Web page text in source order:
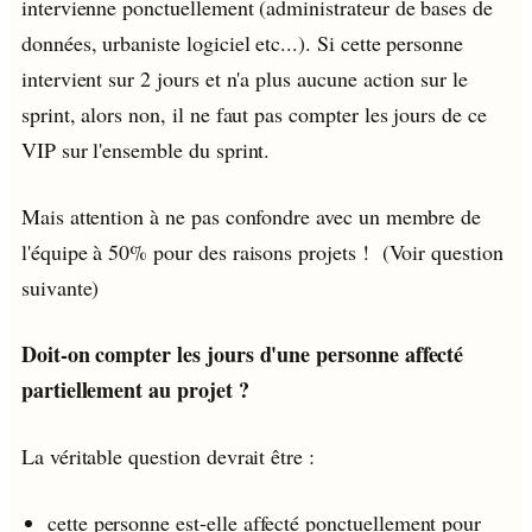
intervienne ponctuellement (administrateur de bases de
données, urbaniste logiciel etc...). Si cette personne
intervient sur 2 jours et n'a plus aucune action sur le
sprint, alors non, il ne faut pas compter les jours de ce
VIP sur l'ensemble du sprint.
Mais attention à ne pas confondre avec un membre de
l'équipe à 50% pour des raisons projets ! (Voir question
suivante)
Doit-on compter les jours d'une personne affecté
partiellement au projet ?
La véritable question devrait être :
cette personne est-elle affecté ponctuellement pour